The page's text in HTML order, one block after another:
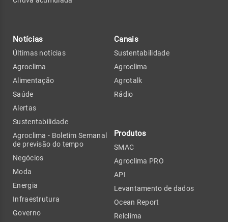
Notícias
Últimas notícias
Agroclima
Alimentação
Saúde
Alertas
Sustentabilidade
Agroclima - Boletim Semanal
de previsão do tempo
Negócios
Moda
Energia
Infraestrutura
Governo
Canais
Sustentabilidade
Agroclima
Agrotalk
Rádio
Produtos
SMAC
Agroclima PRO
API
Levantamento de dados
Ocean Report
Relclima